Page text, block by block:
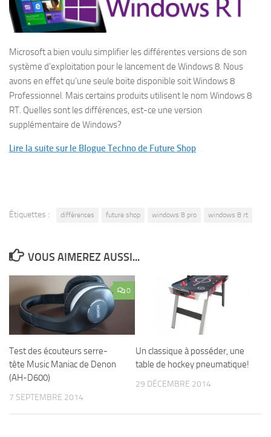
Microsoft a bien voulu simplifier les différentes versions de son
système d’exploitation pour le lancement de Windows 8. Nous
avons en effet qu’une seule boite disponible soit Windows 8
Professionnel. Mais certains produits utilisent le nom Windows 8
RT. Quelles sont les différences, est-ce une version
supplémentaire de Windows?
Lire la suite sur le Blogue Techno de Future Shop
Étiquettes : différences future shop windows 8 pro windows 8 rt
VOUS AIMEREZ AUSSI...
0
Test des écouteurs serre-
tête Music Maniac de Denon
(AH-D600)
7 SEPTEMBRE 2014
Un classique à posséder, une
table de hockey pneumatique!
29 DÉCEMBRE 2014